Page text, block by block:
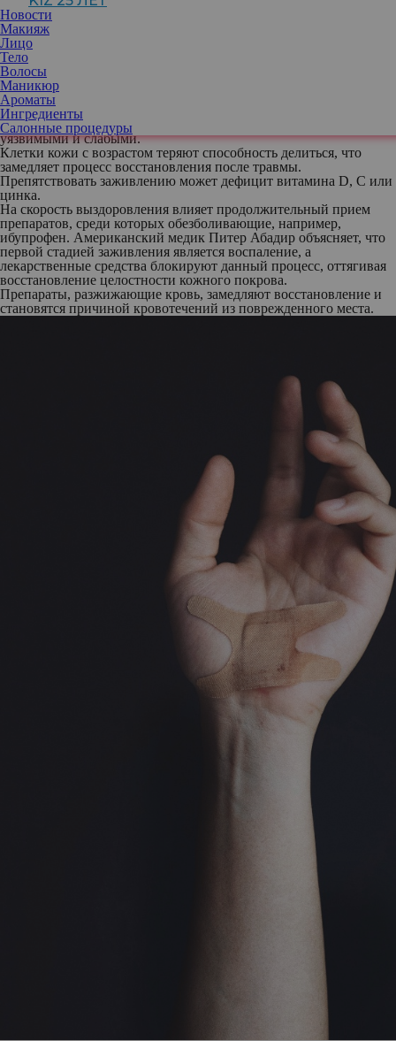
Новости
Макияж
Лицо
Тело
Волосы
Маникюр
Ароматы
Ингредиенты
Салонные процедуры
будут видеть у себя на теле незатянувшийся толком порез или
красный и опухший от ушиба участок. Существует несколько
причин, почему восстановление затягивается — среди прочих
факторов на процесс влияет возраст.
Со временем кожа становится менее эластичной и больше
подвержена повреждениям даже от незначительных
механических воздействий. Сказывается и процесс воздействия
солнечных лучей, из-за которых участки наружного покрова на
руках, голенях, тыльной стороне кистей становятся особенно
уязвимыми и слабыми.
Клетки кожи с возрастом теряют способность делиться, что
замедляет процесс восстановления после травмы.
Препятствовать заживлению может дефицит витамина D, C или
цинка.
На скорость выздоровления влияет продолжительный прием
препаратов, среди которых обезболивающие, например,
ибупрофен. Американский медик Питер Абадир объясняет, что
первой стадией заживления является воспаление, а
лекарственные средства блокируют данный процесс, оттягивая
восстановление целостности кожного покрова.
Препараты, разжижающие кровь, замедляют восстановление и
становятся причиной кровотечений из поврежденного места.